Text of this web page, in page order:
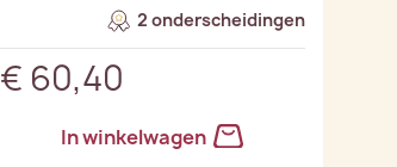
2 onderscheidingen
€ 60,40
In winkelwagen